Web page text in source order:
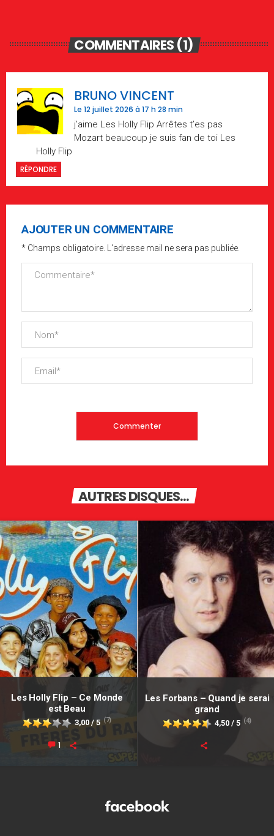
COMMENTAIRES (1)
BRUNO VINCENT
Le 12 juillet 2026 à 17 h 28 min
j’aime Les Holly Flip Arrêtes t’es pas
Mozart beaucoup je suis fan de toi Les
Holly Flip
RÉPONDRE
AJOUTER UN COMMENTAIRE
* Champs obligatoire. L'adresse mail ne sera pas publiée.
AUTRES DISQUES...
Les Holly Flip – Ce Monde
est Beau
3,00 / 5 (7)
1
Les Forbans – Quand je serai
grand
4,50 / 5 (4)